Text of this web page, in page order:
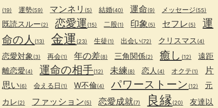
(19) 運勢(59) マンネリ (5) 結婚(40) 運命(9) メッセージ(55)
既読スルー(2) 恋愛運 (15) 二股(1) 印象 (5) セフレ (5)
運
命の人 (13) 金運 (23) 生徒(1) 出会い(72) クリスマス (4)
恋愛対象 (3) 再会(1) 年の差(8) 三角関係(2) 癒し (12)
遠距
離恋愛(4) 運命の相手(12) 未練(8) 恋人 (4) オクテ(1)
片
思い(6) 会える日 (1) W不倫(4) パワーストーン (12)
元
カレ (2) ファッション(5) 恋愛成就(7) 良縁(20)
友達以